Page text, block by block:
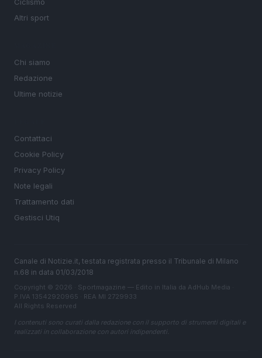
Ciclismo
Altri sport
Chi siamo
Redazione
Ultime notizie
Contattaci
Cookie Policy
Privacy Policy
Note legali
Trattamento dati
Gestisci Utiq
Canale di Notizie.it, testata registrata presso il Tribunale di Milano
n.68 in data 01/03/2018
Copyright © 2026 · Sportmagazine — Edito in Italia da AdHub Media
P.IVA 13542920965 · REA MI 2729933
All Rights Reserved
I contenuti sono curati dalla redazione con il supporto di strumenti digitali e
realizzati in collaborazione con autori indipendenti.